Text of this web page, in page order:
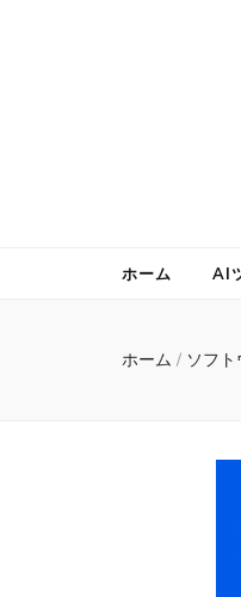
ホーム AI
ホーム / ソフ